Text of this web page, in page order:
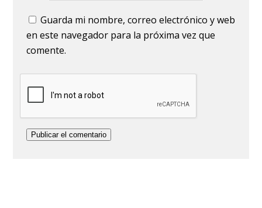
Guarda mi nombre, correo electrónico y web
en este navegador para la próxima vez que
comente.